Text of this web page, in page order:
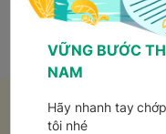
K&G Việt Nam?
Phát triển sự
VỮNG BƯỚC
NAM
Hãy nhanh tay
tôi nhé